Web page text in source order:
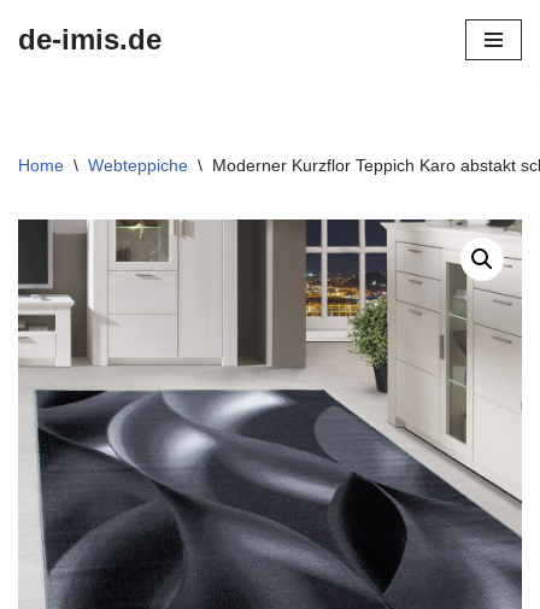
de-imis.de
Home \ Webteppiche \ Moderner Kurzflor Teppich Karo abstakt